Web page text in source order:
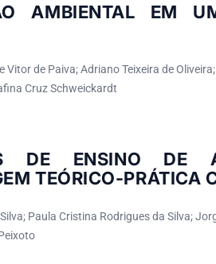
AMBIENTAL EM
Vitor de Paiva; Adriano Teixeira de
Cruz Schweickardt
DE ENSINO DE
TEÓRICO-PRÁTICA
Paula Cristina Rodrigues da Silva;